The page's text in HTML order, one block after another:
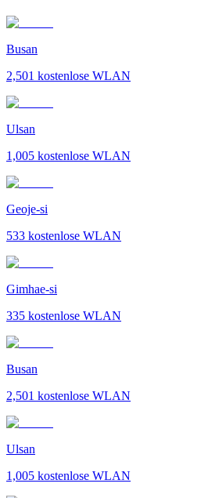
Busan
2,501 kostenlose WLAN
Ulsan
1,005 kostenlose WLAN
Geoje-si
533 kostenlose WLAN
Gimhae-si
335 kostenlose WLAN
Busan
2,501 kostenlose WLAN
Ulsan
1,005 kostenlose WLAN